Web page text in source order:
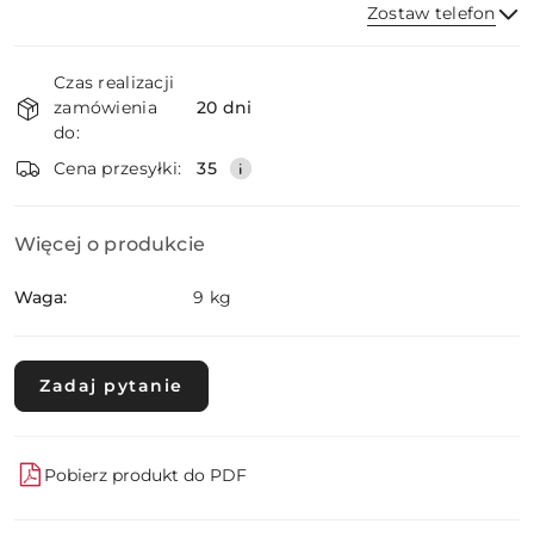
Zostaw telefon
Wyślij
i
dostawa
Czas realizacji
zamówienia
do:
20 dni
Cena przesyłki: 35
Więcej o produkcie
Waga: 9 kg
Zadaj pytanie
Pobierz produkt do PDF